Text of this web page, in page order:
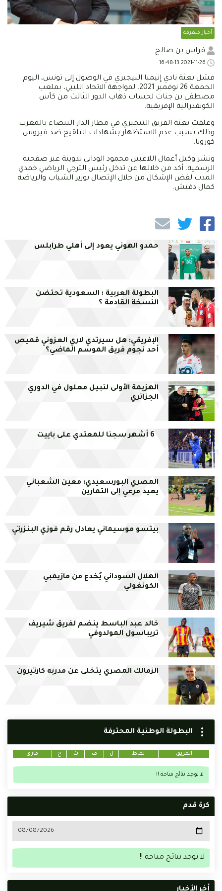
أخبار متفرقة
فراس بن صالح
فشل بعثة نادي إنيمبا النيجيري في الوصول إلى تونس، اليوم
الجمعة 26 نوفمبر 2021، لمواجهة الاتحاد الليبي، بملعب
مصطفى بن جنات لحساب ذهاب الدور الثالث من كأس
الكونفدرالية الإفريقية.
وعلقت بعثة الفريق النيجيري في مطار الدار البيضاء بالمغرب
وذلك بسبب عدم الاستظهار بشهادات التلقيح ضد فيروس
كورونا.
ونشر وكيل أعمال اللاعبين محمود الوداني تدوينة عبر صفحته
الرسمية، أكد من خلالها عن تدخل رئيس الترجي الرياضي حمدي
المدب لفض الإشكال من خلال الإتصال بوزير الشباب والرياضة
كمال دقيش.
حمدو الهوني يعود إلى أهلي طرابلس
البطولة العربية : السعودية تحتضن
النسخة القادمة ؟
الإفريقي: هل سيرتدي لاري العزوني قميص
أحد نجوم فريق الموسم الماضي؟
الهزيمة الأولى لنبيل معلول في الدوري
الجزائري
المصري البورسعيدي: معين الشعباني
يعيد مرعي إلى التمارين
بيتسو موسيماني يعادل رقم فوزي البنزرتي
الهلال السوداني يُخدع من مازيمبي
الكونغولي
خالد عبد الباسط ينضم لفريق شيريف
تريباسول المولدوفي
الزمالك المصري يتخلى عن مدربه كارتيرون
البطولة الوطنية المحترفة
الفريق نقاط ل ف ت خ فارق
لا توجد نتائج متاحة !!
كرة قدم
لا توجد نتائج متاحة !!